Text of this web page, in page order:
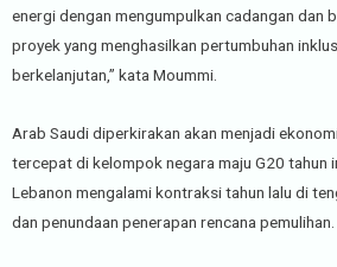
energi dengan mengumpulkan cadangan dan
proyek yang menghasilkan pertumbuhan
berkelanjutan,” kata Moummi.
Arab Saudi diperkirakan akan menjadi
tercepat di kelompok negara maju G20 tahun
Lebanon mengalami kontraksi tahun lalu di
dan penundaan penerapan rencana pemulihan.